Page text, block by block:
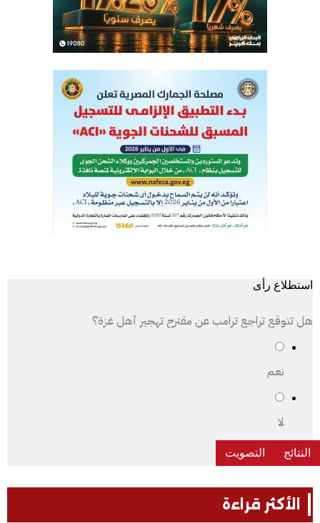
استطلاع رأى
هل تتوقع تراجع ترامب عن مقترح تهجير أهل غزة؟
نعم
لا
الأكثر قراءة